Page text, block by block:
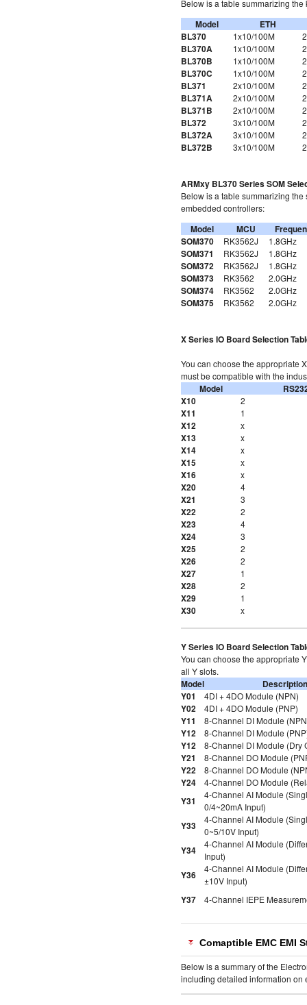
Below is a table summarizing
Model
ETH
BL370
1x10/100M 2
BL370A 1x10/100M 2
BL370B 1x10/100M 2
BL370C 1x10/100M 2
BL371 2x10/100M 2
BL371A 2x10/100M 2
BL371B 2x10/100M 2
BL372 3x10/100M 2
BL372A 3x10/100M 2
BL372B 3x10/100M 2
ARMxy BL370 Series SOM
Below is a table summarizing
embedded controllers:
Model MCU
SOM370
RK3562J 1.8GHz
SOM371 RK3562J 1.8GHz
SOM372 RK3562J 1.8GHz
SOM373 RK3562 2.0GHz
SOM374 RK3562 2.0GHz
SOM375 RK3562 2.0GHz
X Series IO Board Selection
You can choose the appropriate
must be compatible with the
Model
X10
2
X11 1
X12 x
X13 x
X14 x
X15 x
X16 x
X20 4
X21 3
X22 2
X23 4
X24 3
X25 2
X26 2
X27 1
X28 2
X29 1
X30 x
Y Series IO Board Selection
You can choose the appropriate
all Y slots.
Model
Description
Y01
4DI + 4DO Module (NPN)
Y02 4DI + 4DO Module (PNP)
Y11 8-Channel DI Module
Y12 8-Channel DI Module
Y12 8-Channel DI Module (Dry
Y21 8-Channel DO Module
Y22 8-Channel DO Module
Y24 4-Channel DO Module
Y31
4-Channel AI Module
0/4~20mA Input)
Y33
4-Channel AI Module
0~5/10V Input)
Y34
4-Channel AI Module
Input)
Y36
4-Channel AI Module
±10V Input)
Y37 4-Channel IEPE
Comaptible EMC EMI
Below is a summary of the
including detailed information on